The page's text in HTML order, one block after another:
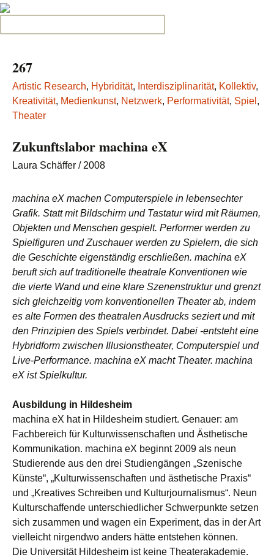
267
Artistic Research, Hybridität, Interdisziplinarität, Kollektiv,
Kreativität, Medienkunst, Netzwerk, Performativität, Spiel ,
Theater
Zukunftslabor machina eX
Laura Schäffer / 2008
machina eX machen Computerspiele in lebensechter
Grafik. Statt mit Bildschirm und Tastatur wird mit Räumen,
Objekten und Menschen gespielt. Performer werden zu
Spielfiguren und Zuschauer werden zu Spielern, die sich
die Geschichte eigenständig erschließen. machina eX
beruft sich auf traditionelle theatrale Konventionen wie
die vierte Wand und eine klare Szenenstruktur und grenzt
sich gleichzeitig vom konventionellen Theater ab, indem
es alte Formen des theatralen Ausdrucks seziert und mit
den Prinzipien des Spiels verbindet. Dabei -entsteht eine
Hybridform zwischen Illusionstheater, Computerspiel und
Live-Performance. machina eX macht Theater. machina
eX ist Spielkultur.
Ausbildung in Hildesheim
machina eX hat in Hildesheim studiert. Genauer: am
Fachbereich für Kulturwissenschaften und Ästhetische
Kommunikation. machina eX beginnt 2009 als neun
Studierende aus den drei Studiengängen „Szenische
Künste“, „Kulturwissenschaften und ästhetische Praxis“
und „Kreatives Schreiben und Kulturjournalismus“. Neun
Kulturschaffende unterschiedlicher Schwerpunkte setzen
sich zusammen und wagen ein Experiment, das in der Art
vielleicht nirgendwo anders hätte entstehen können.
Die Universität Hildesheim ist keine Theaterakademie.